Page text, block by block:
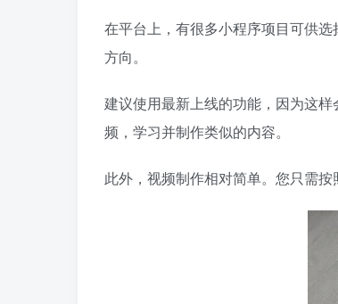
在平台上，有很多小程序项目可供
方向。
建议使用最新上线的功能，因为这
频，学习并制作类似的内容。
此外，视频制作相对简单。您只需